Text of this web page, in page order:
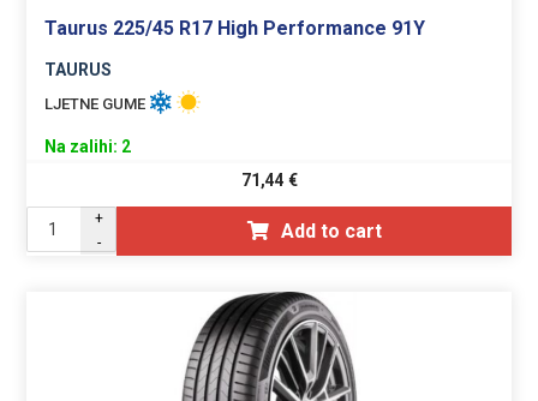
Taurus 225/45 R17 High Performance 91Y
TAURUS
LJETNE GUME
Na zalihi: 2
71,44 €
+
-
Add to cart